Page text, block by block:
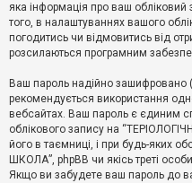
Д
о
м
о
г
яка інформація про ваш
того, в налаштуваннях вашого
погодитись чи відмовитись від
розсилаються програмним
Ваш пароль надійно зашифровано
рекомендується використання
вебсайтах. Ваш пароль є єдиним
облікового запису на
його в таємниці, і при будь-яких
ШКОЛА”, phpBB чи якісь треті
Якщо ви забудете ваш пароль до